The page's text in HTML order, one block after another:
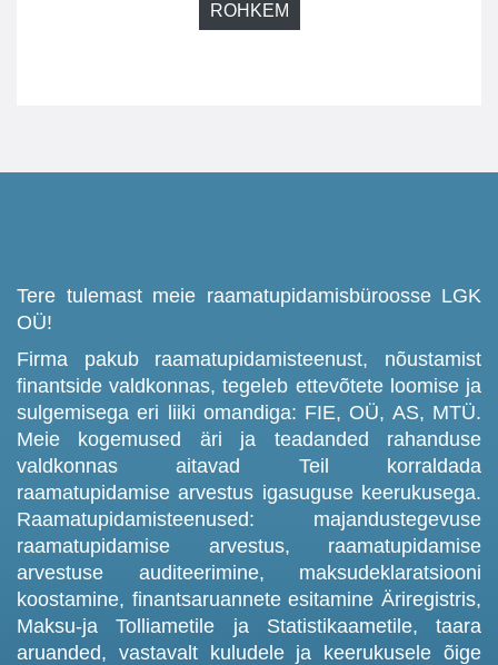
ROHKEM
Tere tulemast meie raamatupidamisbüroosse LGK
OÜ!
Firma pakub raamatupidamisteenust, nõustamist
finantside valdkonnas, tegeleb ettevõtete loomise ja
sulgemisega eri liiki omandiga: FIE, OÜ, AS, MTÜ.
Meie kogemused äri ja teadanded rahanduse
valdkonnas aitavad Teil korraldada
raamatupidamise arvestus igasuguse keerukusega.
Raamatupidamisteenused: majandustegevuse
raamatupidamise arvestus, raamatupidamise
arvestuse auditeerimine, maksudeklaratsiooni
koostamine, finantsaruannete esitamine Äriregistris,
Maksu-ja Tolliametile ja Statistikaametile, taara
aruanded, vastavalt kuludele ja keerukusele õige